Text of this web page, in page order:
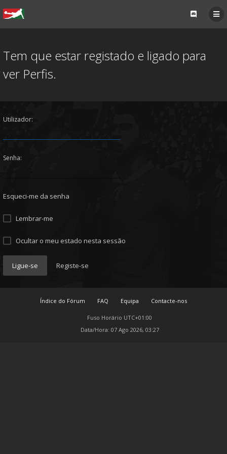
Tem que estar registado e ligado para
ver Perfis.
Utilizador:
Senha:
Esqueci-me da senha
Lembrar-me
Ocultar o meu estado nesta sessão
Ligue-se Registe-se
Índice do Fórum FAQ Equipa Contacte-nos
Fuso Horário UTC+01:00
Data/Hora: 07 Ago 2026, 03:27